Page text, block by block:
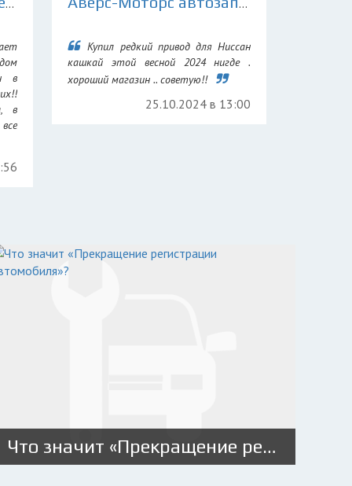
Склад Контрактных Деталей 78
в
в
Аверс-Моторс автозапчасти для иномарок
Купил редкий привод для Ниссан
кашкай этой весной 2024 нигде .
хороший магазин .. советую!!
25.10.2024 в 13:00
Что значит «Прекращение регистрации автомобиля»?